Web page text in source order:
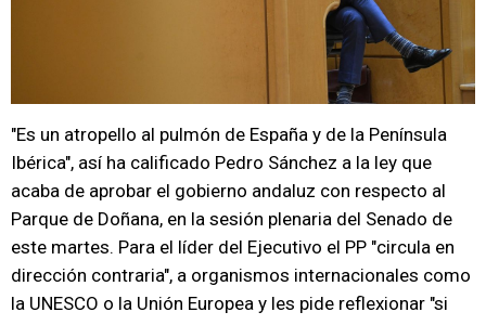
"Es un atropello al pulmón de España y de la Península
Ibérica", así ha calificado Pedro Sánchez a la ley que
acaba de aprobar el gobierno andaluz con respecto al
Parque de Doñana, en la sesión plenaria del Senado de
este martes. Para el líder del Ejecutivo el PP "circula en
dirección contraria", a organismos internacionales como
la UNESCO o la Unión Europea y les pide reflexionar "si